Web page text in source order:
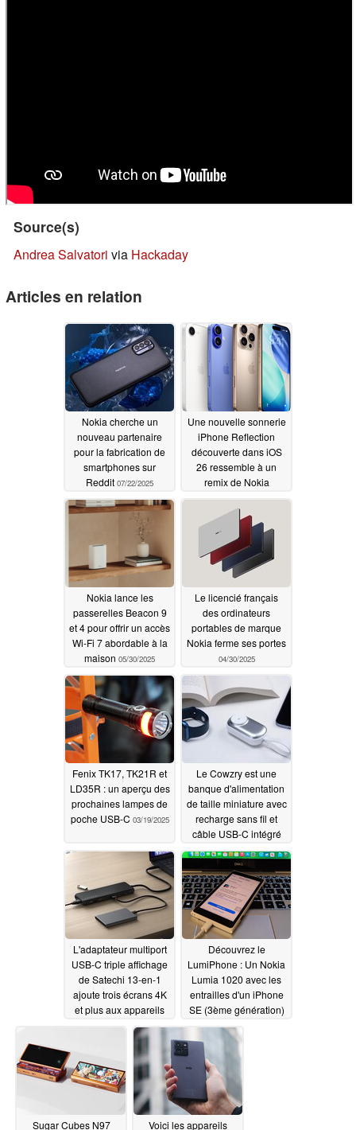
Source(s)
Andrea Salvatori via Hackaday
Articles en relation
Nokia cherche un
nouveau partenaire
pour la fabrication de
smartphones sur
Reddit 07/22/2025
Une nouvelle sonnerie
iPhone Reflection
découverte dans iOS
26 ressemble à un
remix de Nokia
06/20/2025
Nokia lance les
passerelles Beacon 9
et 4 pour offrir un accès
Wi-Fi 7 abordable à la
maison 05/30/2025
Le licencié français
des ordinateurs
portables de marque
Nokia ferme ses portes
04/30/2025
Fenix TK17, TK21R et
LD35R : un aperçu des
prochaines lampes de
poche USB-C 03/19/2025
Le Cowzry est une
banque d'alimentation
de taille miniature avec
recharge sans fil et
câble USB-C intégré
03/12/2025
L'adaptateur multiport
USB-C triple affichage
de Satechi 13-en-1
ajoute trois écrans 4K
et plus aux appareils
Mac et Windows
02/20/2025
Découvrez le
LumiPhone : Un Nokia
Lumia 1020 avec les
entrailles d'un iPhone
SE (3ème génération)
02/18/2025
Sugar Cubes N97
Voici les appareils